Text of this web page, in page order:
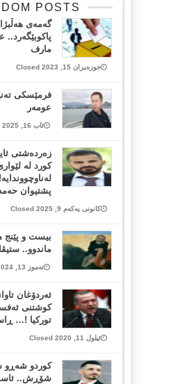
POSTS
گەمەی
مارف
حوزەیران 15, 2023 Closed
فرمێسكی
عومەر
ئاب 16, 2025 Closed
زەردەشتی
کورد لە
پشتیوان
کانونی یەکەم 9, 2025 Closed
بیست و پێنج
ماندوو..
تەموز 13, 2024 Closed
ئەردۆغان
کوشتنی
تورکیا !…
ئیلول 11, 2020 Closed
کوردو شەڕو
شۆڕش..